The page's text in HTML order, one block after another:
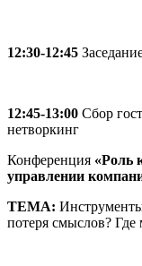
12:30-12:45
12:45-13:00 Сбор
нетворкинг
Конференция «Роль
управлении
ТЕМА:
потеря смыслов? Где